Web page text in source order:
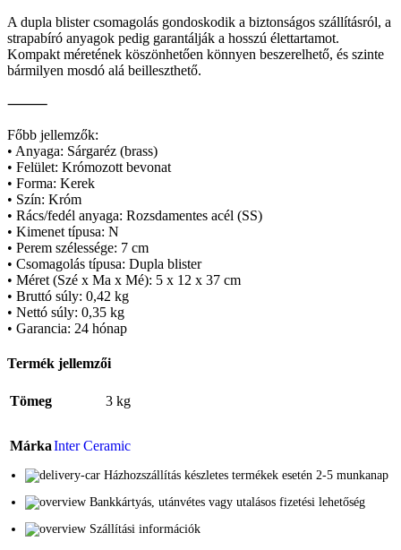
A dupla blister csomagolás gondoskodik a biztonságos szállításról, a
strapabíró anyagok pedig garantálják a hosszú élettartamot.
Kompakt méretének köszönhetően könnyen beszerelhető, és szinte
bármilyen mosdó alá beilleszthető.
⸻
Főbb jellemzők:
• Anyaga: Sárgaréz (brass)
• Felület: Krómozott bevonat
• Forma: Kerek
• Szín: Króm
• Rács/fedél anyaga: Rozsdamentes acél (SS)
• Kimenet típusa: N
• Perem szélessége: 7 cm
• Csomagolás típusa: Dupla blister
• Méret (Szé x Ma x Mé): 5 x 12 x 37 cm
• Bruttó súly: 0,42 kg
• Nettó súly: 0,35 kg
• Garancia: 24 hónap
Termék jellemzői
Tömeg 3 kg
MárkaInter Ceramic
Házhozszállítás készletes termékek esetén 2-5 munkanap
Bankkártyás, utánvétes vagy utalásos fizetési lehetőség
Szállítási információk